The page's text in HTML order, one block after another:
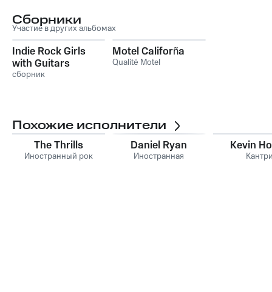
Сборники
Участие в других альбомах
Indie Rock Girls
with Guitars
сборник
Motel Califorña
Qualité Motel
Похожие исполнители
The Thrills
Иностранный рок
Daniel Ryan
Иностранная
Kevin